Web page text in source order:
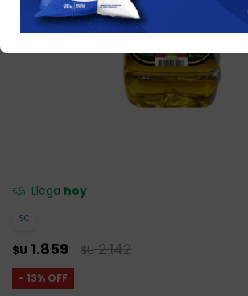
Llega hoy
SC
$U 1.859 $U 2.142
13